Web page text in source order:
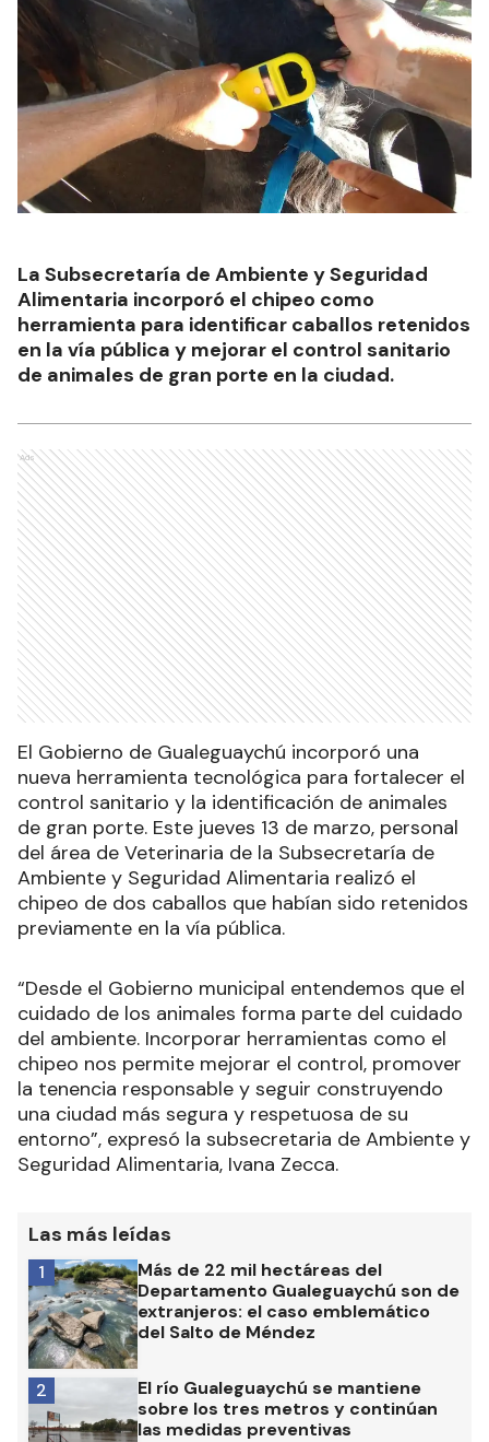
La Subsecretaría de Ambiente y Seguridad
Alimentaria incorporó el chipeo como
herramienta para identificar caballos retenidos
en la vía pública y mejorar el control sanitario
de animales de gran porte en la ciudad.
Ads
El Gobierno de Gualeguaychú incorporó una
nueva herramienta tecnológica para fortalecer el
control sanitario y la identificación de animales
de gran porte. Este jueves 13 de marzo, personal
del área de Veterinaria de la Subsecretaría de
Ambiente y Seguridad Alimentaria realizó el
chipeo de dos caballos que habían sido retenidos
previamente en la vía pública.
“Desde el Gobierno municipal entendemos que el
cuidado de los animales forma parte del cuidado
del ambiente. Incorporar herramientas como el
chipeo nos permite mejorar el control, promover
la tenencia responsable y seguir construyendo
una ciudad más segura y respetuosa de su
entorno”, expresó la subsecretaria de Ambiente y
Seguridad Alimentaria, Ivana Zecca.
Las más leídas
Más de 22 mil hectáreas del
Departamento Gualeguaychú son de
extranjeros: el caso emblemático
del Salto de Méndez
1
El río Gualeguaychú se mantiene
sobre los tres metros y continúan
las medidas preventivas
2